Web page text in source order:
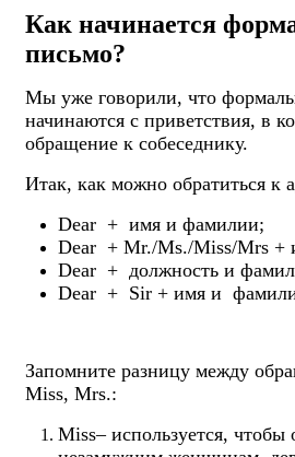
Как начинается
письмо?
Мы уже говорили, что
начинаются с приветствия, в
обращение к собеседнику.
Итак, как можно обратиться к
Dear + имя и фамилии;
Dear + Mr./Ms./Miss/Mrs +
Dear + должность и
Dear + Sir + имя и
Запомните разницу между
Miss, Mrs.:
Miss– используется, чтобы